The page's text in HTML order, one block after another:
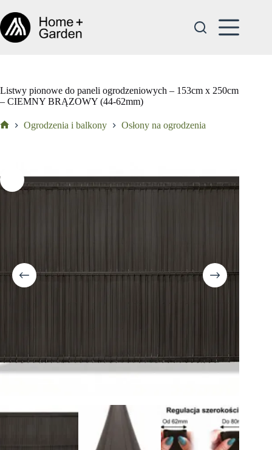
do
treści
Listwy pionowe do paneli ogrodzeniowych – 153cm x 250cm
– CIEMNY BRĄZOWY (44-62mm)
Ogrodzenia i balkony Osłony na ogrodzenia